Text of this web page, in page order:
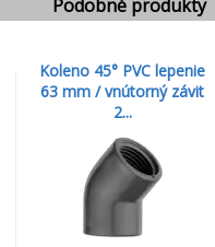
Podobné produkty
Koleno 45° PVC lepenie
63 mm / vnútorný závit
2...